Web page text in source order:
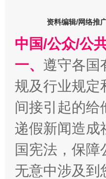
资料编辑/网络推
中国/公众/公
一、 遵守各国
规及行业规定
间接引起的给
递假新闻造成
国宪法，保
无意中涉及到